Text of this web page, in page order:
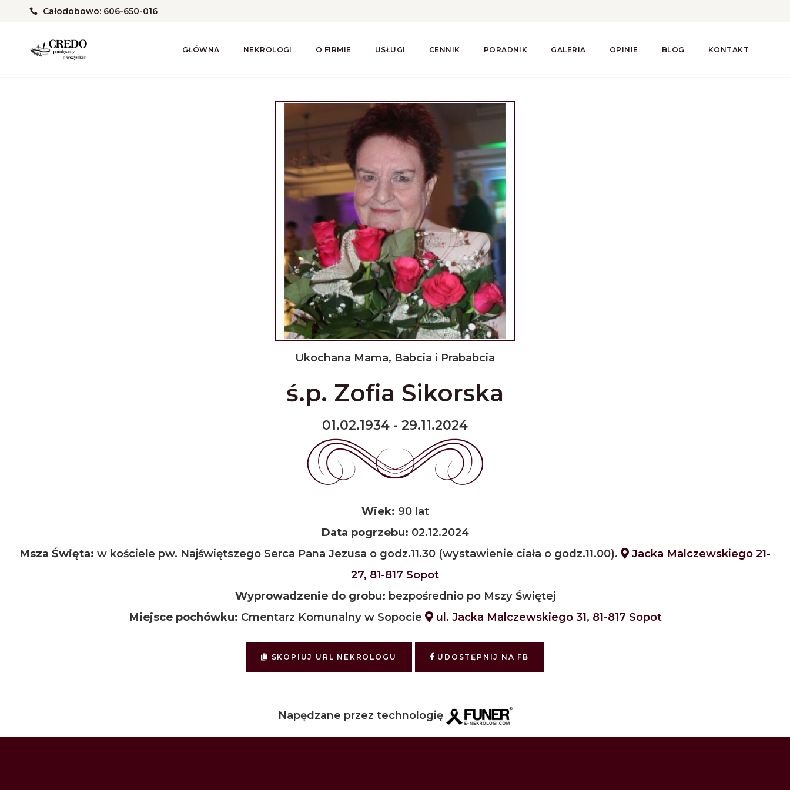
Całodobowo: 606-650-016
GŁÓWNA NEKROLOGI O FIRMIE USŁUGI CENNIK PORADNIK GALERIA OPINIE BLOG KONTAKT
Ukochana Mama, Babcia i Prababcia
ś.p. Zofia Sikorska
01.02.1934 - 29.11.2024
Wiek: 90 lat
Data pogrzebu: 02.12.2024
Msza Święta: w kościele pw. Najświętszego Serca Pana Jezusa o godz.11.30 (wystawienie ciała o godz.11.00).
Jacka Malczewskiego 21-
27, 81-817 Sopot
Wyprowadzenie do grobu: bezpośrednio po Mszy Świętej
Miejsce pochówku: Cmentarz Komunalny w Sopocie ul. Jacka Malczewskiego 31, 81-817 Sopot
SKOPIUJ URL NEKROLOGU UDOSTĘPNIJ NA FB
Napędzane przez technologię